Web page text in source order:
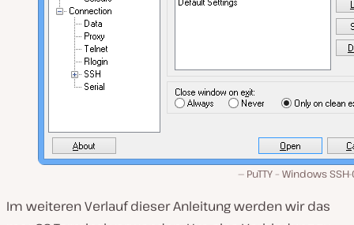
PuTTY – Windows
Im weiteren Verlauf dieser Anleitung werden wir das